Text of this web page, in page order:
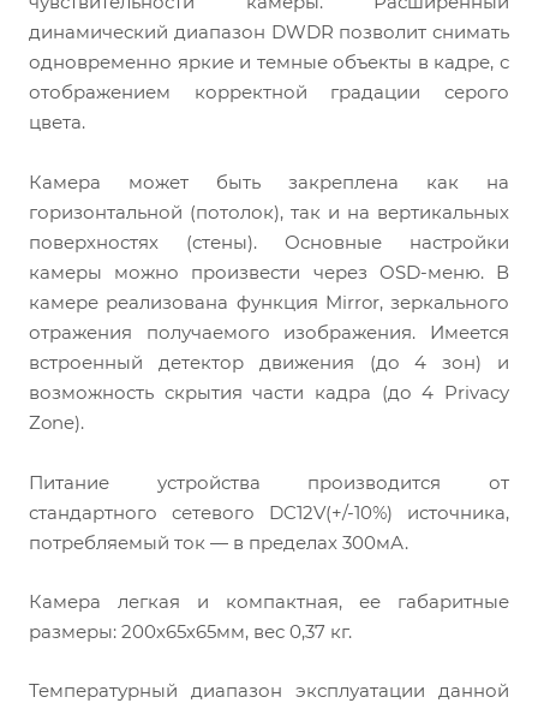
динамический диапазон DWDR позволит снимать
одновременно яркие и темные объекты в кадре, с
отображением корректной градации серого
цвета.
Камера может быть закреплена как на
горизонтальной (потолок), так и на вертикальных
поверхностях (стены). Основные настройки
камеры можно произвести через OSD-меню. В
камере реализована функция Mirror, зеркального
отражения получаемого изображения. Имеется
встроенный детектор движения (до 4 зон) и
возможность скрытия части кадра (до 4 Privacy
Zone).
Питание устройства производится от
стандартного сетевого DC12V(+/-10%) источника,
потребляемый ток — в пределах 300мА.
Камера легкая и компактная, ее габаритные
размеры: 200х65х65мм, вес 0,37 кг.
Температурный диапазон эксплуатации данной